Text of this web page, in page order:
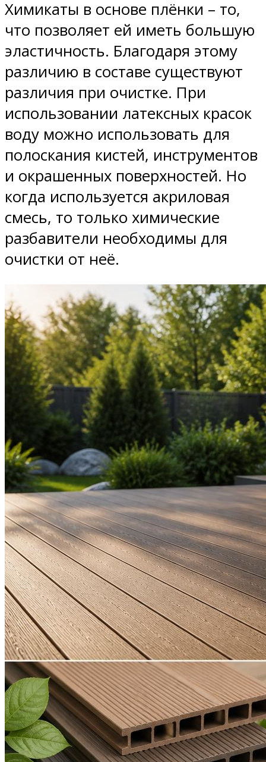
Химикаты в основе плёнки – то,
что позволяет ей иметь большую
эластичность. Благодаря этому
различию в составе существуют
различия при очистке. При
использовании латексных красок
воду можно использовать для
полоскания кистей, инструментов
и окрашенных поверхностей. Но
когда используется акриловая
смесь, то только химические
разбавители необходимы для
очистки от неё.